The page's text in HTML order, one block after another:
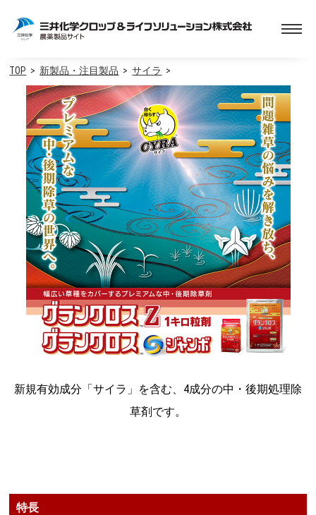
TOP 新製品・注目製品 サイラ
新規有効成分「サイラ」を含む、4成分の中・後期処理除
草剤です。
特長